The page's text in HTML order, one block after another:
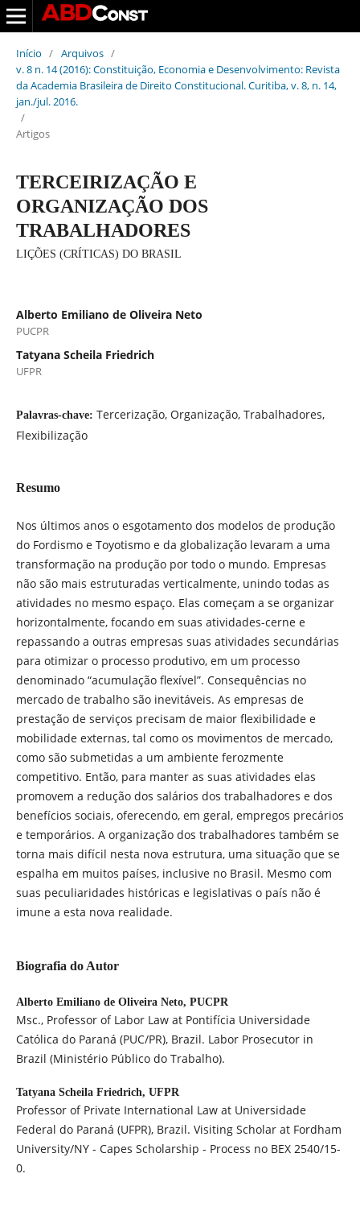
Início / Arquivos /
v. 8 n. 14 (2016): Constituição, Economia e Desenvolvimento: Revista
da Academia Brasileira de Direito Constitucional. Curitiba, v. 8, n. 14,
jan./jul. 2016.
/
Artigos
TERCEIRIZAÇÃO E
ORGANIZAÇÃO DOS
TRABALHADORES
LIÇÕES (CRÍTICAS) DO BRASIL
Alberto Emiliano de Oliveira Neto
PUCPR
Tatyana Scheila Friedrich
UFPR
Palavras-chave: Tercerização, Organização, Trabalhadores,
Flexibilização
Resumo
Nos últimos anos o esgotamento dos modelos de produção
do Fordismo e Toyotismo e da globalização levaram a uma
transformação na produção por todo o mundo. Empresas
não são mais estruturadas verticalmente, unindo todas as
atividades no mesmo espaço. Elas começam a se organizar
horizontalmente, focando em suas atividades-cerne e
repassando a outras empresas suas atividades secundárias
para otimizar o processo produtivo, em um processo
denominado “acumulação flexível”. Consequências no
mercado de trabalho são inevitáveis. As empresas de
prestação de serviços precisam de maior flexibilidade e
mobilidade externas, tal como os movimentos de mercado,
como são submetidas a um ambiente ferozmente
competitivo. Então, para manter as suas atividades elas
promovem a redução dos salários dos trabalhadores e dos
benefícios sociais, oferecendo, em geral, empregos precários
e temporários. A organização dos trabalhadores também se
torna mais difícil nesta nova estrutura, uma situação que se
espalha em muitos países, inclusive no Brasil. Mesmo com
suas peculiaridades históricas e legislativas o país não é
imune a esta nova realidade.
Biografia do Autor
Alberto Emiliano de Oliveira Neto, PUCPR
Msc., Professor of Labor Law at Pontifícia Universidade
Católica do Paraná (PUC/PR), Brazil. Labor Prosecutor in
Brazil (Ministério Público do Trabalho).
Tatyana Scheila Friedrich, UFPR
Professor of Private International Law at Universidade
Federal do Paraná (UFPR), Brazil. Visiting Scholar at Fordham
University/NY - Capes Scholarship - Process no BEX 2540/15-
0.